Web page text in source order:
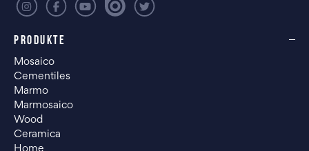
PRODUKTE
Mosaico
Cementiles
Marmo
Marmosaico
Wood
Ceramica
Home